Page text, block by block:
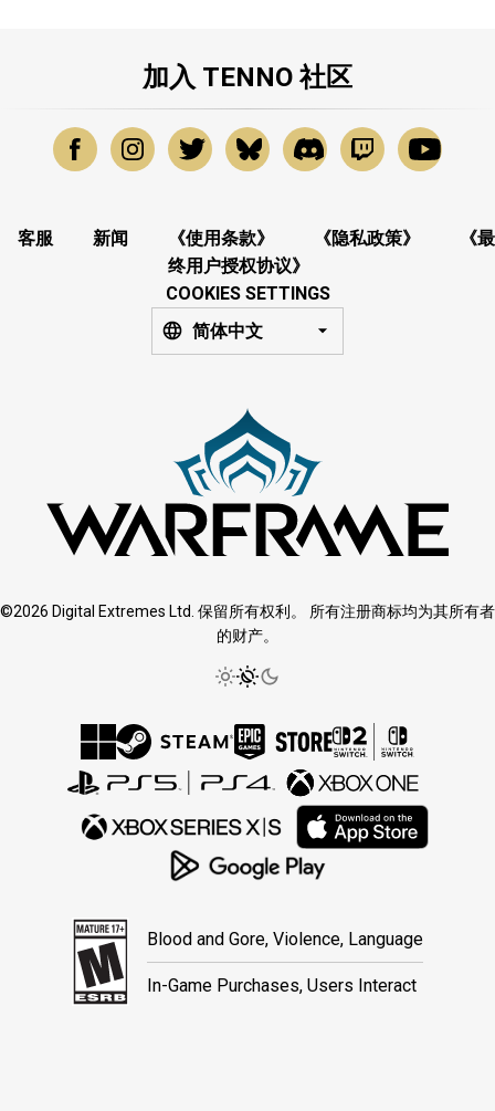
加入 TENNO 社区
客服 新闻 《使用条款》 《隐私政策》
《最
终用户授权协议》
COOKIES SETTINGS
简体中文
©2026 Digital Extremes Ltd. 保留所有权利。 所有注册商标均为其所有者
的财产。
Blood and Gore, Violence, Language
In-Game Purchases, Users Interact